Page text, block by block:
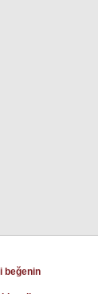
beğenin